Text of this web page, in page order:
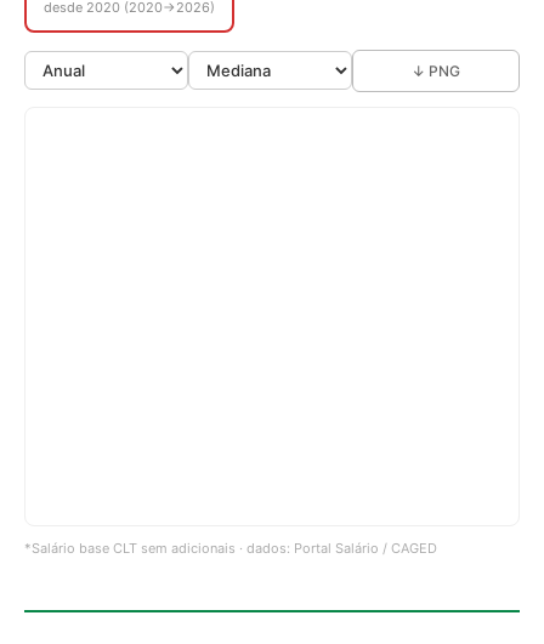
desde 2020 (2020→2026)
↓ PNG
*Salário base CLT sem adicionais · dados: Portal Salário / CAGED